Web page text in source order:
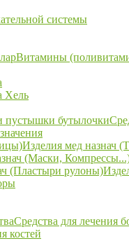
системы
Витамины
Хель
пустышки бутылочки
Изделия мед назнач
(Маски,
(Пластыри рулоны)
Средства для лечения
костей